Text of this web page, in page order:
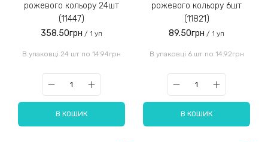
рожевого кольору 24шт
(11447)
358.50грн / 1 уп
В упаковці 24 шт по 14.94грн
В КОШИК
рожевого кольору 6шт
(11821)
89.50грн / 1 уп
В упаковці 6 шт по 14.92грн
В КОШИК